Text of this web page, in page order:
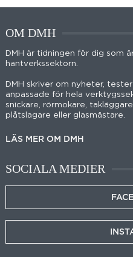
OM DMH
DMH är tidningen för dig som
hantverkssektorn.
DMH skriver om nyheter,
anpassade för hela
snickare, rörmokare,
plåtslagare eller glasmästare.
LÄS MER OM DMH
SOCIALA MEDIER